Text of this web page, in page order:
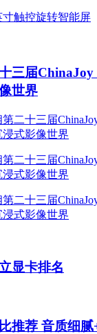
三届
世界
显卡排名
推荐 音质细